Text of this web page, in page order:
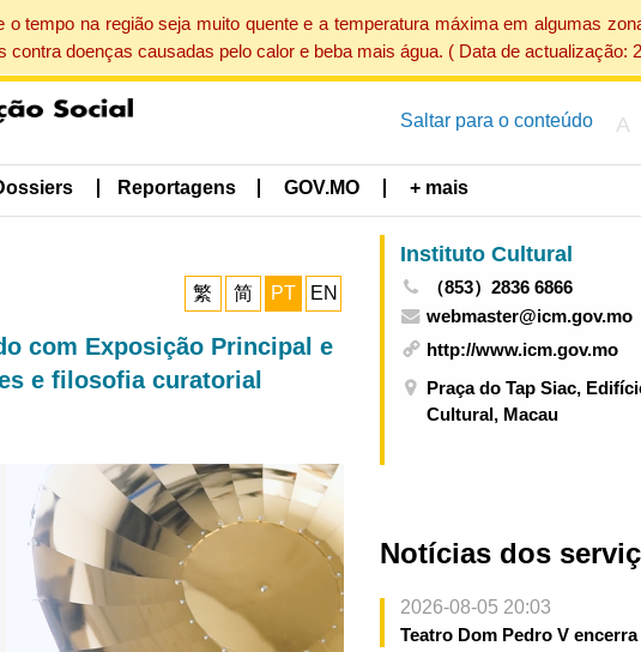
tempo na região seja muito quente e a temperatura máxima em algumas
doenças causadas pelo calor e beba mais água. ( Data de actualização:
Saltar para o conteúdo A
Reportagens GOV.MO + mais
繁 简 PT EN
com Exposição Principal e
e filosofia curatorial
Instituto Cultural
（853）2836 6866
webmaster@icm.gov.mo
http://www.icm.gov.mo
Praça do Tap Siac,
Cultural, Macau
Notícias dos
2026-08-05 20:03
Teatro Dom Pedro V